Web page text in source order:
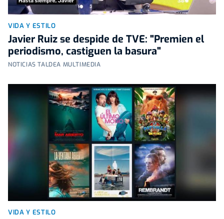
VIDA Y ESTILO
Javier Ruiz se despide de TVE: "Premien el
periodismo, castiguen la basura"
NOTICIAS TALDEA MULTIMEDIA
VIDA Y ESTILO